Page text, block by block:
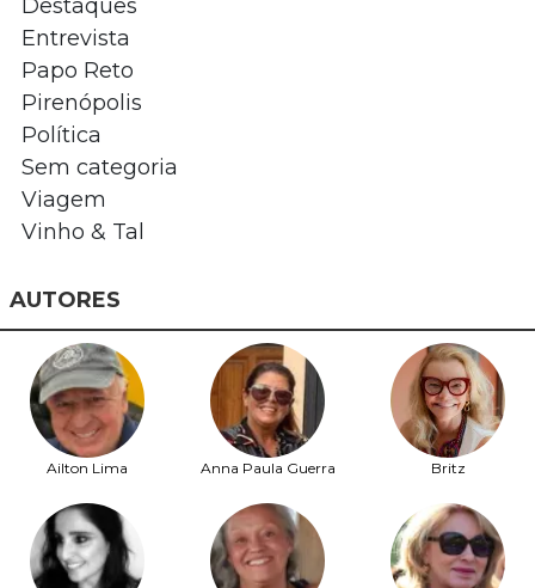
Destaques
Entrevista
Papo Reto
Pirenópolis
Política
Sem categoria
Viagem
Vinho & Tal
AUTORES
Ailton Lima Anna Paula Guerra Britz